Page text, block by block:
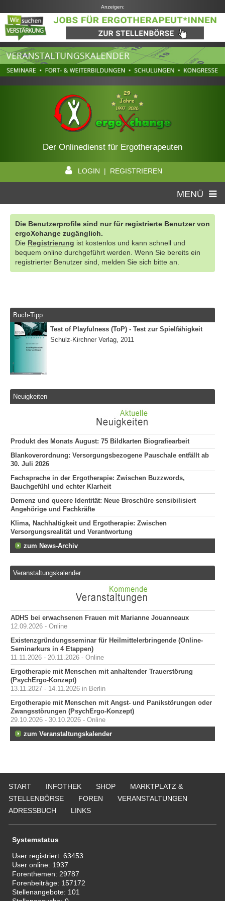
Anzeigen:
Der Onlinedienst für Ergotherapeuten
LOGIN | REGISTRIEREN
MENÜ
Die Benutzerprofile sind nur für registrierte Benutzer von
ergoXchange zugänglich.
Die Registrierung ist kostenlos und kann schnell und
bequem online durchgeführt werden. Wenn Sie bereits ein
registrierter Benutzer sind, melden Sie sich bitte an.
Buch-Tipp
Test of Playfulness (ToP) - Test zur Spielfähigkeit
Schulz-Kirchner Verlag, 2011
Neuigkeiten
Produkt des Monats August: 75 Bildkarten Biografiearbeit
Blankoverordnung: Versorgungsbezogene Pauschale entfällt ab
30. Juli 2026
Fachsprache in der Ergotherapie: Zwischen Buzzwords,
Bauchgefühl und echter Klarheit
Demenz und queere Identität: Neue Broschüre sensibilisiert
Angehörige und Fachkräfte
Klima, Nachhaltigkeit und Ergotherapie: Zwischen
Versorgungsrealität und Verantwortung
zum News-Archiv
Veranstaltungskalender
ADHS bei erwachsenen Frauen mit Marianne Jouanneaux
12.09.2026 - Online
Existenzgründungsseminar für Heilmittelerbringende (Online-
Seminarkurs in 4 Etappen)
11.11.2026 - 20.11.2026 - Online
Ergotherapie mit Menschen mit anhaltender Trauerstörung
(PsychErgo-Konzept)
13.11.2027 - 14.11.2026 in Berlin
Ergotherapie mit Menschen mit Angst- und Panikstörungen oder
Zwangsstörungen (PsychErgo-Konzept)
29.10.2026 - 30.10.2026 - Online
zum Veranstaltungskalender
START INFOTHEK SHOP
MARKTPLATZ &
STELLENBÖRSE
FOREN
VERANSTALTUNGEN
ADRESSBUCH
LINKS
Systemstatus
User registriert:63453
User online: 1937
Forenthemen: 29787
Forenbeiträge: 157172
Stellenangebote: 101